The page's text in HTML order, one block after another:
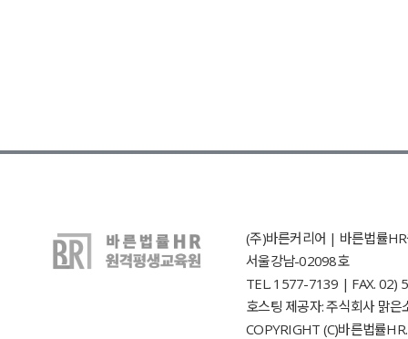
(주)바른커리어 | 바른법률
서울강남-02098호
TEL. 1577-7139 | FAX. 02)
호스팅 제공자: 주식회사 맑은
COPYRIGHT (C)바른법률